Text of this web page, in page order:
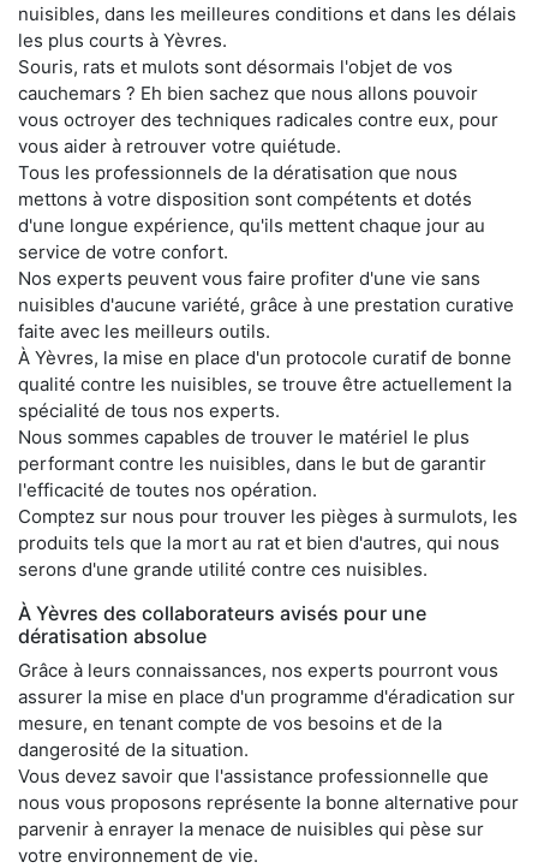
nuisibles, dans les meilleures conditions et dans les délais
les plus courts à Yèvres.
Souris, rats et mulots sont désormais l'objet de vos
cauchemars ? Eh bien sachez que nous allons pouvoir
vous octroyer des techniques radicales contre eux, pour
vous aider à retrouver votre quiétude.
Tous les professionnels de la dératisation que nous
mettons à votre disposition sont compétents et dotés
d'une longue expérience, qu'ils mettent chaque jour au
service de votre confort.
Nos experts peuvent vous faire profiter d'une vie sans
nuisibles d'aucune variété, grâce à une prestation curative
faite avec les meilleurs outils.
À Yèvres, la mise en place d'un protocole curatif de bonne
qualité contre les nuisibles, se trouve être actuellement la
spécialité de tous nos experts.
Nous sommes capables de trouver le matériel le plus
performant contre les nuisibles, dans le but de garantir
l'efficacité de toutes nos opération.
Comptez sur nous pour trouver les pièges à surmulots, les
produits tels que la mort au rat et bien d'autres, qui nous
serons d'une grande utilité contre ces nuisibles.
À Yèvres des collaborateurs avisés pour une
dératisation absolue
Grâce à leurs connaissances, nos experts pourront vous
assurer la mise en place d'un programme d'éradication sur
mesure, en tenant compte de vos besoins et de la
dangerosité de la situation.
Vous devez savoir que l'assistance professionnelle que
nous vous proposons représente la bonne alternative pour
parvenir à enrayer la menace de nuisibles qui pèse sur
votre environnement de vie.